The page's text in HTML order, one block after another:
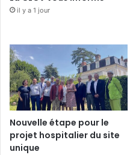
il y a 1 jour
Nouvelle étape pour le
projet hospitalier du site
unique